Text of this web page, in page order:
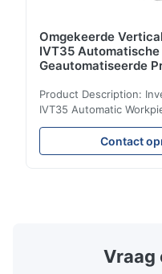
Omgekeerde
IVT35
Geautomatiseerde
Product Description:
IVT35 Automatic
Automated Production
IVT35 automated
out with standardized
layout, it integrates
boring for multi-
Contact
Vraag